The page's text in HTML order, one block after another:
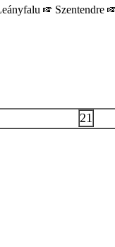
Szentendre
21